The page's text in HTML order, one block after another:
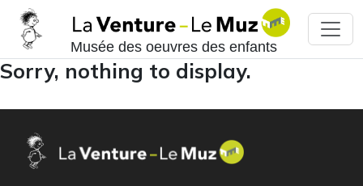
Musée des oeuvres des enfants
Sorry, nothing to display.